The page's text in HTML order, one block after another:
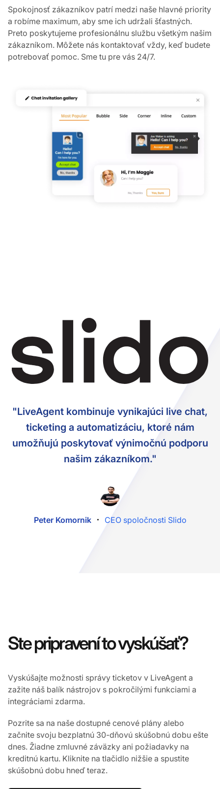
Spokojnosť zákazníkov patrí medzi naše hlavné priority
a robíme maximum, aby sme ich udržali šťastných.
Preto poskytujeme profesionálnu službu všetkým našim
zákazníkom. Môžete nás kontaktovať vždy, keď budete
potrebovať pomoc. Sme tu pre vás 24/7.
"LiveAgent kombinuje vynikajúci live chat,
ticketing a automatizáciu, ktoré nám
umožňujú poskytovať výnimočnú podporu
našim zákazníkom."
Peter Komornik CEO spoločnosti Slido
Ste pripravení to vyskúšať?
Vyskúšajte možnosti správy ticketov v LiveAgent a
zažite náš balík nástrojov s pokročilými funkciami a
integráciami zdarma.
Pozrite sa na naše dostupné cenové plány alebo
začnite svoju bezplatnú 30-dňovú skúšobnú dobu ešte
dnes. Žiadne zmluvné záväzky ani požiadavky na
kreditnú kartu. Kliknite na tlačidlo nižšie a spustite
skúšobnú dobu hneď teraz.